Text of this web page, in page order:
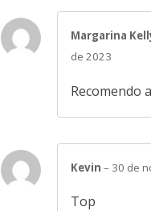
Margarina
de 2023
Recomendo
Kevin – 30 de
Top